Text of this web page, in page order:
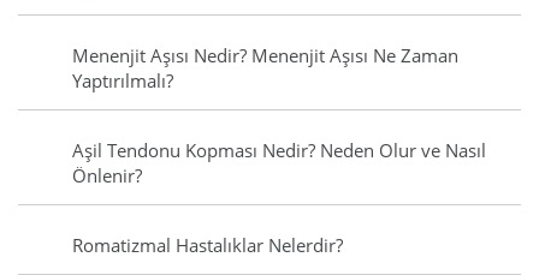
Menenjit Aşısı Nedir? Menenjit Aşısı Ne Zaman
Yaptırılmalı?
Aşil Tendonu Kopması Nedir? Neden Olur ve Nasıl
Önlenir?
Romatizmal Hastalıklar Nelerdir?